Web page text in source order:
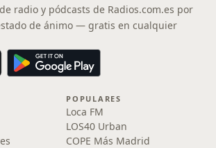
radio y pódcasts de Radios.com.es por
de ánimo — gratis en cualquier
POPULARES
Loca FM
LOS40 Urban
COPE Más Madrid